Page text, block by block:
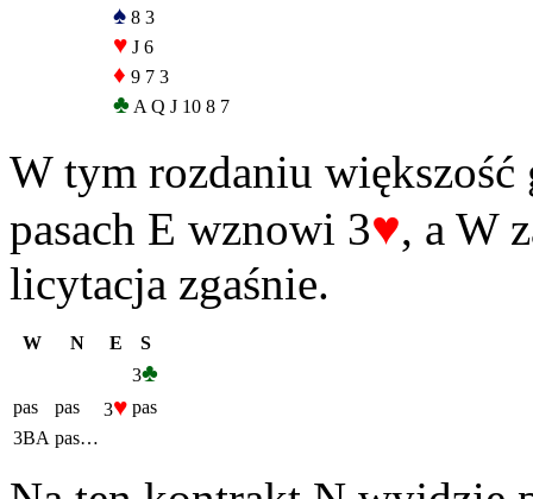
♠ 8 3
♥ J 6
♦ 9 7 3
♣ A Q J 10 8 7
W tym rozdaniu
pasach E wznowi 3♥, a W
licytacja zgaśnie.
W N E
S
3♣
pas pas 3♥ pas
3BA pas…